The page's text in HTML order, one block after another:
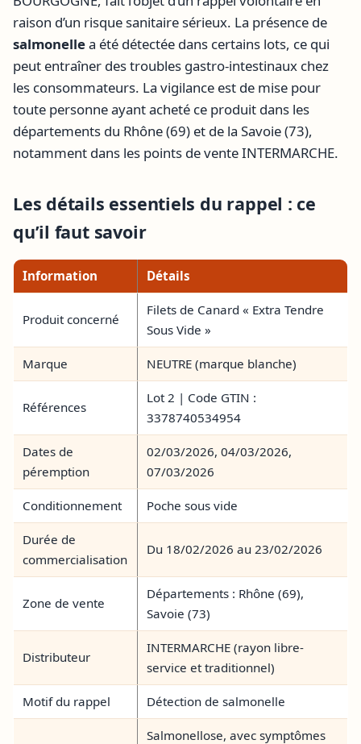
raison d’un risque sanitaire sérieux. La présence de
salmonellea été détectée dans certains lots, ce qui
peut entraîner des troubles gastro-intestinaux chez
les consommateurs. La vigilance est de mise pour
toute personne ayant acheté ce produit dans les
départements du Rhône (69) et de la Savoie (73),
notamment dans les points de vente INTERMARCHE.
Les détails essentiels du rappel : ce
qu’il faut savoir
Information Détails
Produit concerné
Filets de Canard « Extra Tendre
Sous Vide »
Marque NEUTRE (marque blanche)
Références
Lot 2 | Code GTIN :
3378740534954
Dates de
péremption
02/03/2026, 04/03/2026,
07/03/2026
Conditionnement Poche sous vide
Durée de
commercialisation
Du 18/02/2026 au 23/02/2026
Zone de vente
Départements : Rhône (69),
Savoie (73)
Distributeur
INTERMARCHE (rayon libre-
service et traditionnel)
Motif du rappel Détection de salmonelle
Salmonellose, avec symptômes